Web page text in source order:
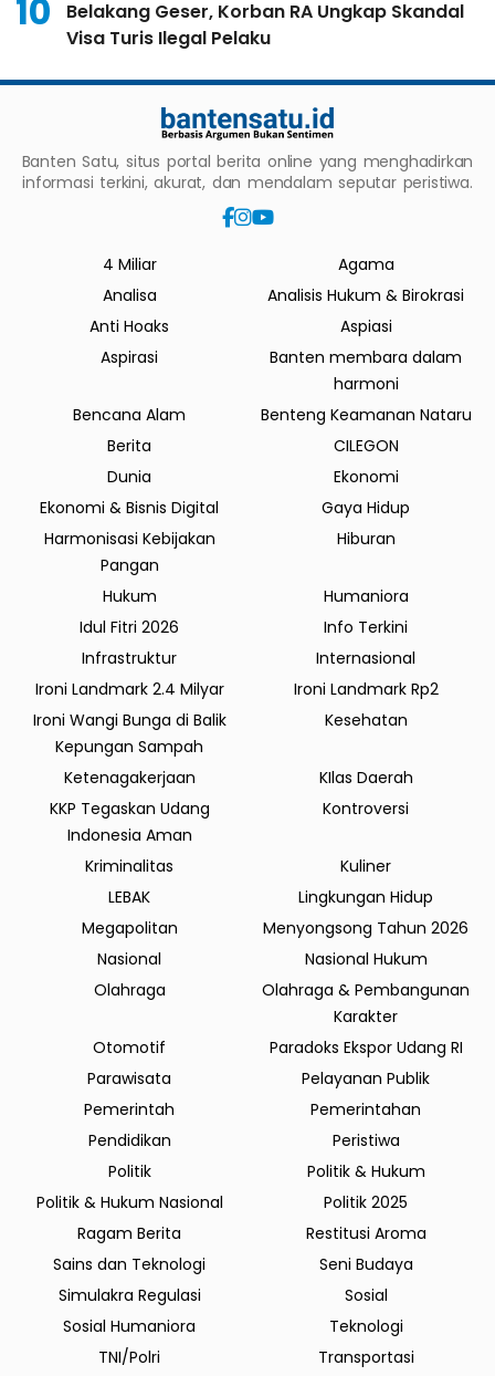
10
Belakang Geser, Korban RA Ungkap Skandal
Visa Turis Ilegal Pelaku
Banten Satu, situs portal berita online yang menghadirkan
informasi terkini, akurat, dan mendalam seputar peristiwa.
4 Miliar
Agama
Analisa
Analisis Hukum & Birokrasi
Anti Hoaks
Aspiasi
Aspirasi
Banten membara dalam
harmoni
Bencana Alam
Benteng Keamanan Nataru
Berita
CILEGON
Dunia
Ekonomi
Ekonomi & Bisnis Digital
Gaya Hidup
Harmonisasi Kebijakan
Pangan
Hiburan
Hukum
Humaniora
Idul Fitri 2026
Info Terkini
Infrastruktur
Internasional
Ironi Landmark 2.4 Milyar
Ironi Landmark Rp2
Ironi Wangi Bunga di Balik
Kepungan Sampah
Kesehatan
Ketenagakerjaan
KIlas Daerah
KKP Tegaskan Udang
Indonesia Aman
Kontroversi
Kriminalitas
Kuliner
LEBAK
Lingkungan Hidup
Megapolitan
Menyongsong Tahun 2026
Nasional
Nasional Hukum
Olahraga
Olahraga & Pembangunan
Karakter
Otomotif
Paradoks Ekspor Udang RI
Parawisata
Pelayanan Publik
Pemerintah
Pemerintahan
Pendidikan
Peristiwa
Politik
Politik & Hukum
Politik & Hukum Nasional
Politik 2025
Ragam Berita
Restitusi Aroma
Sains dan Teknologi
Seni Budaya
Simulakra Regulasi
Sosial
Sosial Humaniora
Teknologi
TNI/Polri
Transportasi